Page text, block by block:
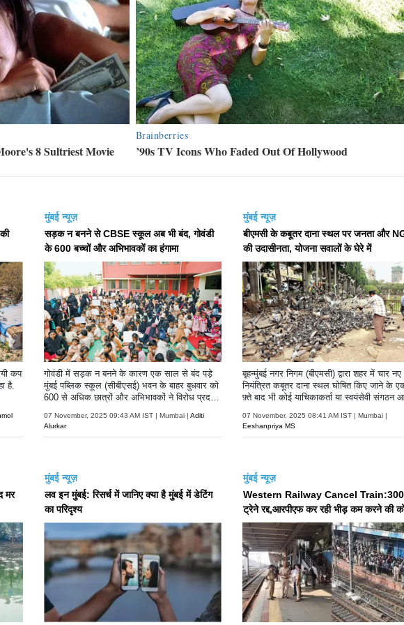
कप
है.
मुंबई न्यूज़
सड़क न बनने से CBSE स्कूल अब भी बंद, गोवंडी
के 600 बच्चों और अभिभावकों का हंगामा
गोवंडी में सड़क न बनने के कारण एक साल से बंद पड़े
मुंबई पब्लिक स्कूल (सीबीएसई) भवन के बाहर बुधवार को
600 से अधिक छात्रों और अभिभावकों ने विरोध प्रदर्शन
07 November, 2025 09:43 AM IST | Mumbai | Aditi
Alurkar
मुंबई न्यूज़
बीएमसी के कबूतर दाना स्थल पर जनता और
की उदासीनता, योजना सवालों के घेरे में
बृहन्मुंबई नगर निगम (बीएमसी) द्वारा शहर में चार नए
नियंत्रित कबूतर दाना स्थल घोषित किए जाने के
फ़्ते बाद भी कोई याचिकाकर्ता या स्वयंसेवी संगठन
07 November, 2025 08:41 AM IST | Mumbai |
Eeshanpriya MS
मर
मुंबई न्यूज़
लव इन मुंबई: रिसर्च में जानिए क्या है मुंबई में डेटिंग
का परिदृश्य
मुंबई न्यूज़
Western Railway Cancel Train:300
ट्रेने रद्द,आरपीएफ कर रही भीड़ कम करने की